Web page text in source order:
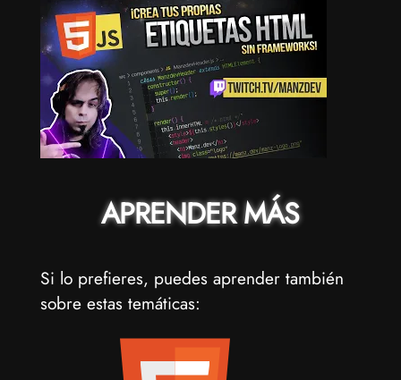
APRENDER MÁS
Si lo prefieres, puedes aprender también
sobre estas temáticas: